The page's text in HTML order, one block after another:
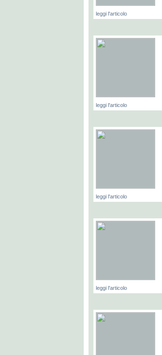
leggi l'articolo
leggi l'articolo
leggi l'articolo
leggi l'articolo